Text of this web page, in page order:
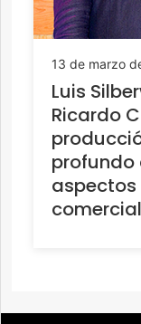
13 de marzo
Luis
Ricardo
profundo